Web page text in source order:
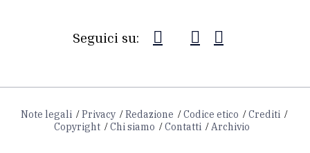
Seguici su:
Note legali Privacy Redazione Codice etico
Crediti
Copyright
Chi siamo Contatti Archivio